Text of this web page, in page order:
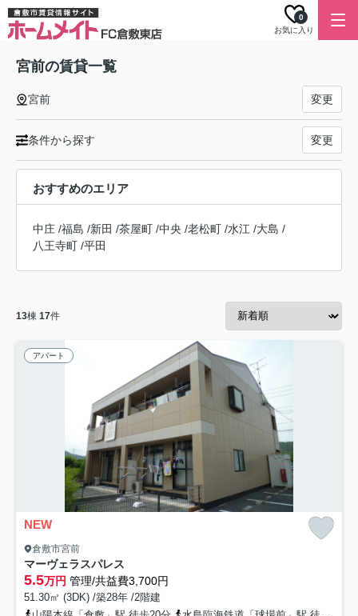
お気に入り
0
宮前の賃貸一覧
宮前 変更
条件から探す 変更
おすすめのエリア
中庄 /福島 /新田 /茶屋町 /中央 /老松町 /水江 /大島 /
八王寺町 /平田
13棟 17件
アパート
NEW
倉敷市宮前
マーヴェラスパレス
5.5万円 管理/共益費3,700円
51.30㎡ (3DK) /築28年 /2階建